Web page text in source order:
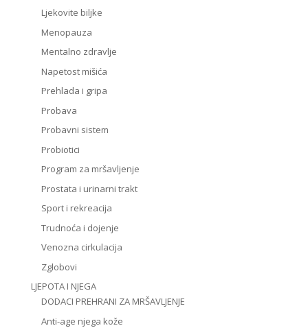
Ljekovite biljke
Menopauza
Mentalno zdravlje
Napetost mišića
Prehlada i gripa
Probava
Probavni sistem
Probiotici
Program za mršavljenje
Prostata i urinarni trakt
Sport i rekreacija
Trudnoća i dojenje
Venozna cirkulacija
Zglobovi
LJEPOTA I NJEGA
DODACI PREHRANI ZA MRŠAVLJENJE
Anti-age njega kože